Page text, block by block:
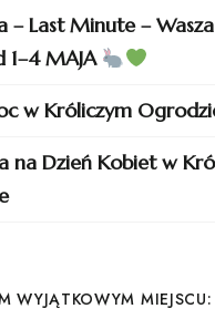
– Last Minute –
1–4 MAJA
w Króliczym
na Dzień Kobiet w
WYJĄTKOWYM MIEJSCU: